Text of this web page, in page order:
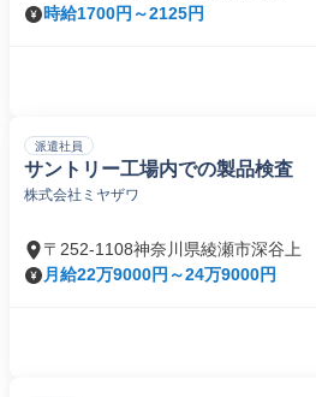
時給1700円～2125円
派遣社員
サントリー工場内での製品検査
株式会社ミヤザワ
〒252-1108神奈川県綾瀬市深谷上
月給22万9000円～24万9000円